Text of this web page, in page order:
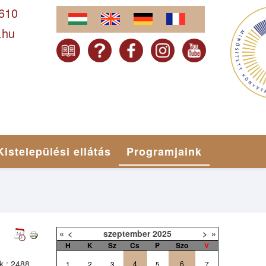
ellátás Programjaink
: 2488
« < szeptember 2025 > »
H K Sz Cs P Szo V
1 2 3 4 5 6 7